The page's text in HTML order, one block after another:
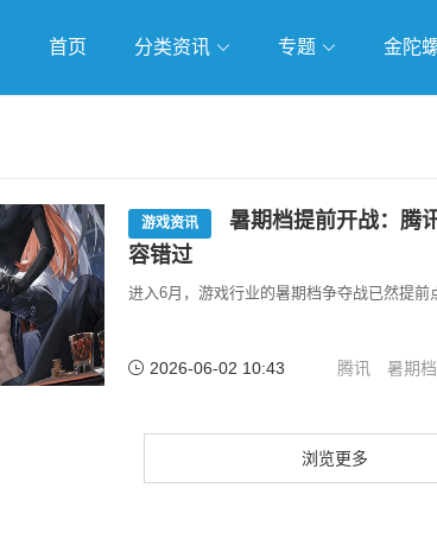
首页 分类资讯 专题 金陀
游戏资讯
暑期档提前开战：腾
容错过
进入6月，游戏行业的暑期档争夺战已然提前
2026-06-02 10:43 腾讯 暑期档
浏览更多